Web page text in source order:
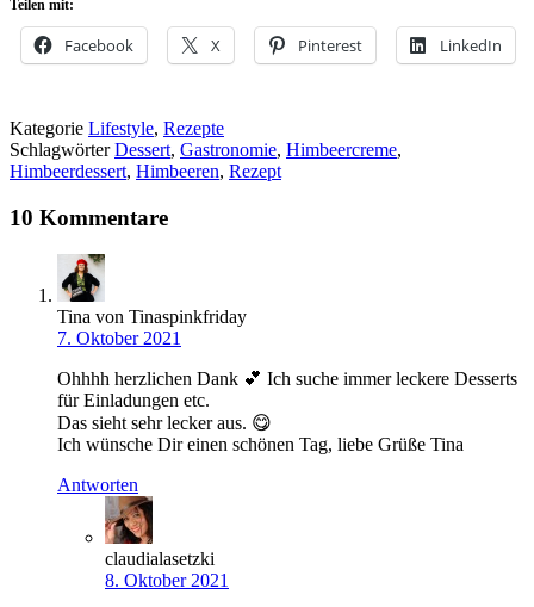
Teilen mit:
Facebook X Pinterest LinkedIn
Kategorie Lifestyle, Rezepte
SchlagwörterDessert, Gastronomie, Himbeercreme,
Himbeerdessert, Himbeeren, Rezept
10 Kommentare
Tina von Tinaspinkfriday
7. Oktober 2021
Ohhhh herzlichen Dank 💕 Ich suche immer leckere Desserts
für Einladungen etc.
Das sieht sehr lecker aus. 😋
Ich wünsche Dir einen schönen Tag, liebe Grüße Tina
Antworten
claudialasetzki
8. Oktober 2021